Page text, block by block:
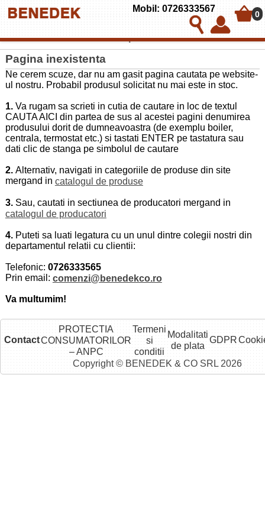
Mobil: 0726333567
0
Politica de utilizare cookies pe BENEDEK & CO SRL
Pagina inexistenta
Ne cerem scuze, dar nu am gasit pagina cautata pe website-
ul nostru. Probabil produsul solicitat nu mai este in stoc.
1. Va rugam sa scrieti in cutia de cautare in loc de textul
CAUTA AICI din partea de sus al acestei pagini denumirea
produsului dorit de dumneavoastra (de exemplu boiler,
centrala, termostat etc.) si tastati ENTER pe tastatura sau
dati clic de stanga pe simbolul de cautare
2. Alternativ, navigati in categoriile de produse din site
mergand in catalogul de produse
3. Sau, cautati in sectiunea de producatori mergand in
catalogul de producatori
4. Puteti sa luati legatura cu un unul dintre colegii nostri din
departamentul relatii cu clientii:
Telefonic: 0726333565
Prin email: comenzi@benedekco.ro
Va multumim!
Contact
PROTECTIA
CONSUMATORILOR
– ANPC
Termeni
si
conditii
Modalitati
de plata
GDPR
Copyright © BENEDEK & CO SRL 2026